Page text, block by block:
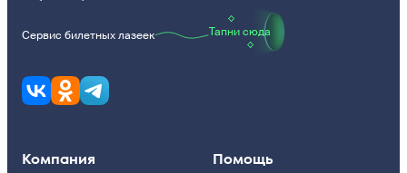
Сервис билетных лазеек Тапни сюда
Компания Помощь